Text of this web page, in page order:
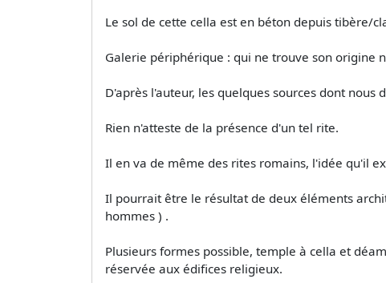
Le sol de cette cella est en béton depuis tibère/
Galerie périphérique : qui ne trouve son origine
D'après l'auteur, les quelques sources dont
Rien n'atteste de la présence d'un tel rite.
Il en va de même des rites romains, l'idée qu'il
Il pourrait être le résultat de deux éléments
hommes ) .
Plusieurs formes possible, temple à cella et
réservée aux édifices religieux.